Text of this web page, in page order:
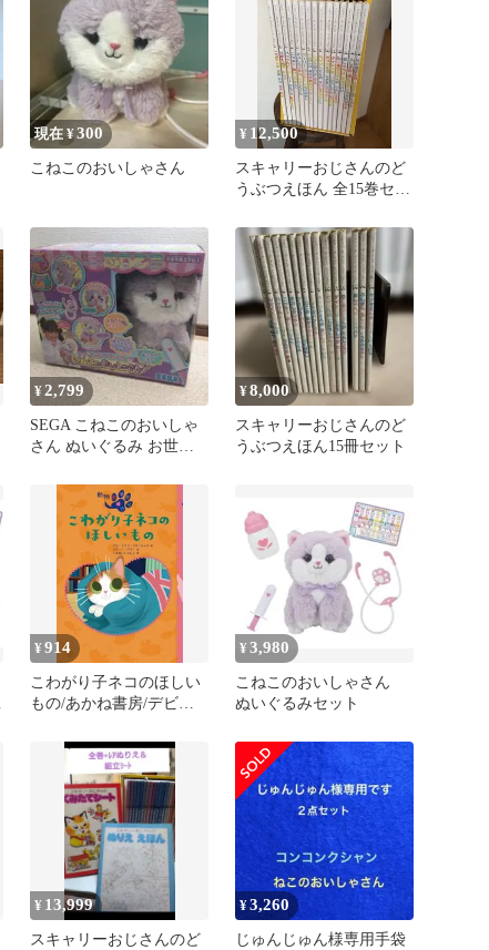
現在 ¥300
こねこのおいしゃさん
¥ 12,500
スキャリーおじさんのど
うぶつえほん 全15巻セッ
¥2,799
SEGA こねこのおいしゃ
さん ぬいぐるみ お世話
¥8,000
スキャリーおじさんのど
うぶつえほん15冊セット
¥914
こわがり子ネコのほしい
もの/あかね書房/デビ・
（単行本）
¥3,980
こねこのおいしゃさん
ぬいぐるみセット
¥ 13,999
スキャリーおじさんのど
¥3,260
じゅんじゅん様専用手袋